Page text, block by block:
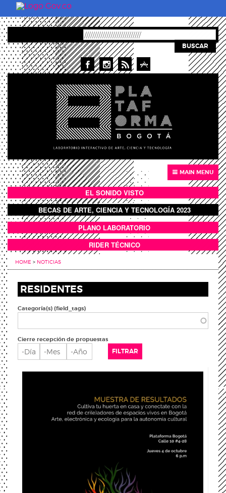
Pasar al contenido principal
BUSCAR
MAIN MENU
BOTÓN SONIDO VISTO
EL SONIDO VISTO
BOTON DOMO LLENO
BECAS DE ARTE, CIENCIA Y TECNOLOGÍA 2023
ANEXOS
PLANO LABORATORIO
RIDER TÉCNICO
HOME > NOTICIAS
RESIDENTES
Categoría(s) (field_tags)
Cierre recepción de propuestas
Cierre recepción de propuestas
Día Mes Año
FILTRAR